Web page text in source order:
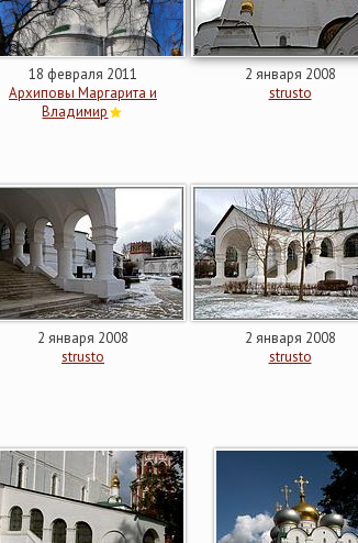
18 февраля 2011
Архиповы Маргарита и
Владимир
2 января 2008
strusto
2 января 2008
strusto
2 января 2008
strusto